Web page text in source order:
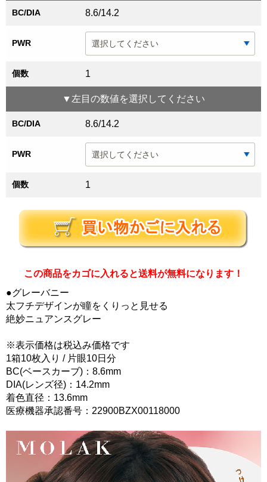
BC/DIA 8.6/14.2
PWR
個数 1
▼ 左目 の数値を選択してください
BC/DIA 8.6/14.2
PWR
個数 1
この商品をカゴに入れると送料が無料になります！
●グレーバニー
太フチデザインが瞳をくりっと見せる
絶妙ニュアンスグレー
※表示価格は税込み価格です
1箱10枚入り / 片眼10日分
BC(ベースカーブ)：8.6mm
DIA(レンズ径)：14.2mm
着色直径：13.6mm
医療機器承認番号：22900BZX00118000